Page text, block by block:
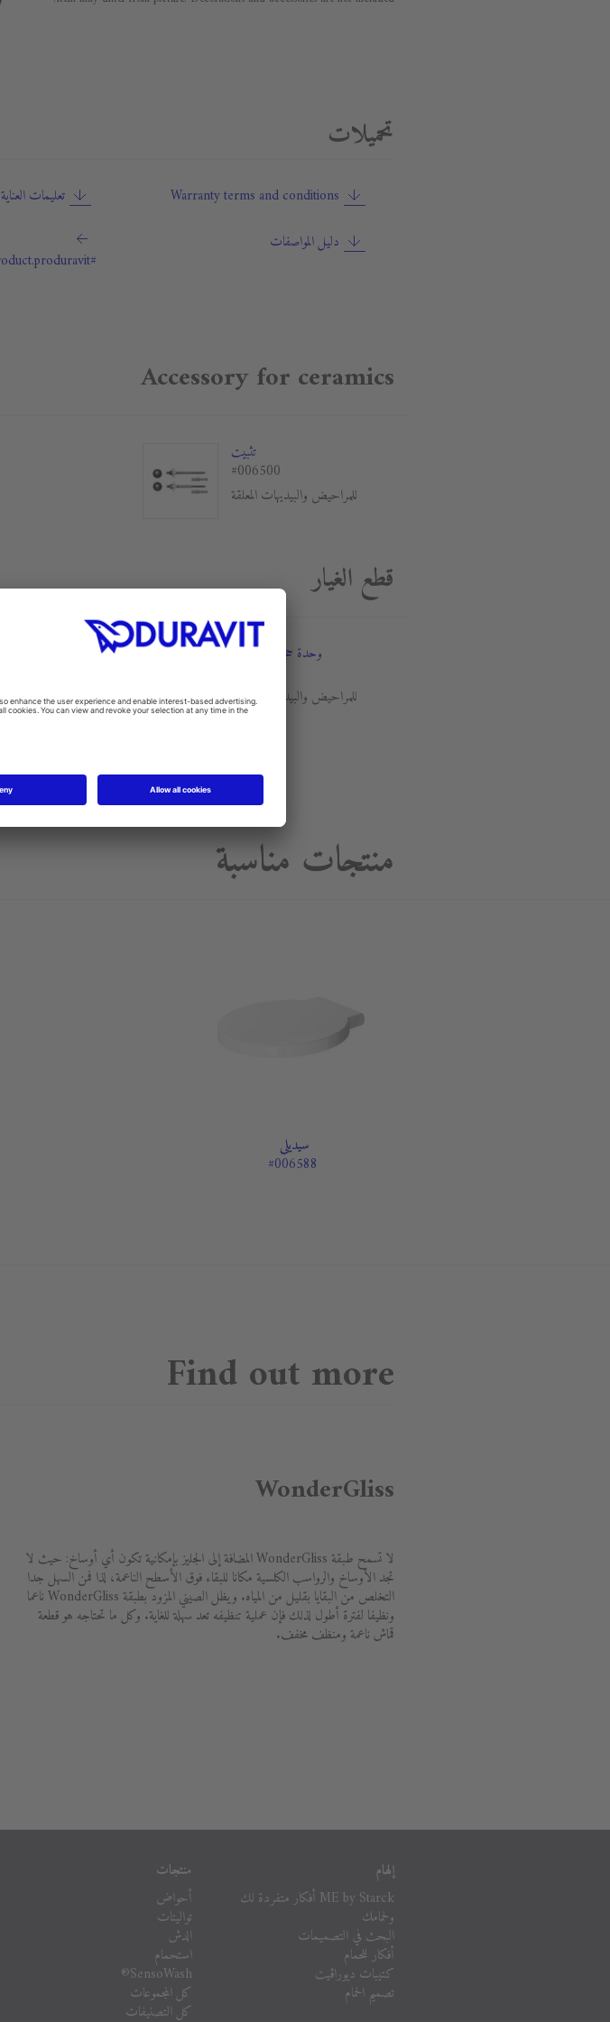
تحميلات
Warranty terms and conditions تعليمات العناية
دليل المواصفات
#general.premium.product.produravit
Accessory for ceramics
تثبيت
#006500
للمراحيض والبيديهات المعلقة
قطع الغيار
وحدة حجب الضوضاء
للمراحيض والبيديهات المعلقة
منتجات مناسبة
سيديلي
#006588
Find out more
WonderGliss
لا تسمح طبقة WonderGliss المضافة إلى الجليز بإمكانية تكون أي أوساخ: حيث لا
تجد الأوساخ والرواسب الكلسية مكانا للبقاء فوق الأسطح الناعمة، لذا فمن السهل جدا
التخلص من البقايا بقليل من المياه. ويظل الصيني المزود بطبقة WonderGliss ناعما
ونظيفا لفترة أطول لذلك فإن عملية تنظيفه تعد سهلة للغاية. وكل ما تحتاجه هو قطعة
قماش ناعمة ومنظف مخفف.
إلهام
ME by Starck أفكار متفردة لك
ولحمامك
البحث في التصميمات
أفكار للحمام
كتيبات ديوراڨيت
تصميم الحمام
منتجات
أحواض
تواليتات
الدش
استحمام
SensoWash®
كل المجموعات
كل التصنيفات